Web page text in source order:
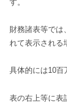
す。
財務諸表等では
れて表示される
具体的には10百
表の右上等に表